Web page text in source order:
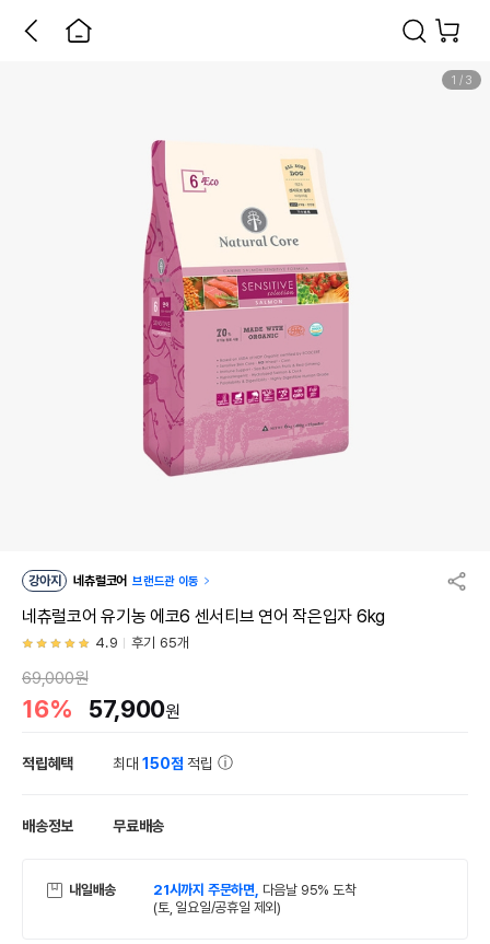
1 / 3
강아지 네츄럴코어 브랜드관 이동
네츄럴코어 유기농 에코6 센서티브 연어 작은입자 6kg
4.9 후기 65개
69,000원
16% 57,900원
적립혜택 최대150점 적립
배송정보 무료배송
내일배송 21시까지 주문하면, 다음날 95% 도착
(토, 일요일/공휴일 제외)